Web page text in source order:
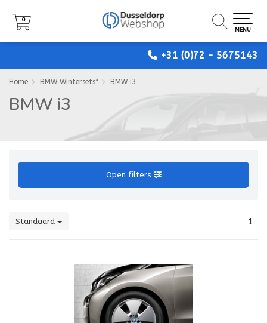
+31 (0)72 - 5675143
0
MENU
0
MENU
0
MENU
Home BMW Wintersets* BMW i3
BMW i3
Open filters
Standaard 1